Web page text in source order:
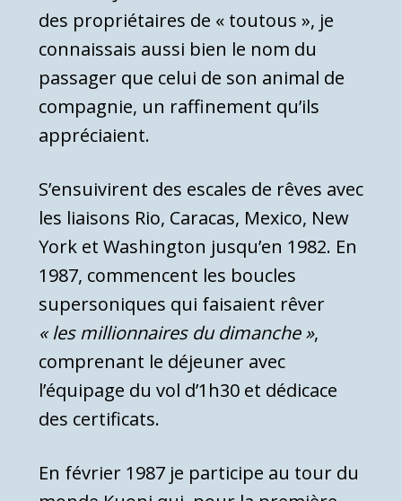
des propriétaires de « toutous », je
connaissais aussi bien le nom du
passager que celui de son animal de
compagnie, un raffinement qu’ils
appréciaient.
S’ensuivirent des escales de rêves avec
les liaisons Rio, Caracas, Mexico, New
York et Washington jusqu’en 1982. En
1987, commencent les boucles
supersoniques qui faisaient rêver
« les millionnaires du dimanche »,
comprenant le déjeuner avec
l’équipage du vol d’1h30 et dédicace
des certificats.
En février 1987 je participe au tour du